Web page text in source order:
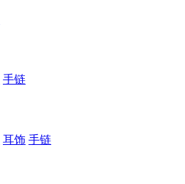
手链
耳饰 手链